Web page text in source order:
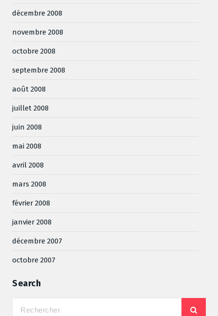
décembre 2008
novembre 2008
octobre 2008
septembre 2008
août 2008
juillet 2008
juin 2008
mai 2008
avril 2008
mars 2008
février 2008
janvier 2008
décembre 2007
octobre 2007
Search